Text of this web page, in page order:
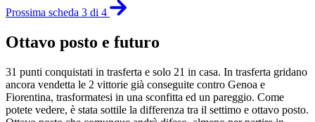
Prossima scheda 3 di 4
Ottavo posto e futuro
31 punti conquistati in trasferta e solo 21 in casa. In trasferta gridano
ancora vendetta le 2 vittorie già conseguite contro Genoa e
Fiorentina, trasformatesi in una sconfitta ed un pareggio. Come
potete vedere, è stata sottile la differenza tra il settimo e ottavo posto.